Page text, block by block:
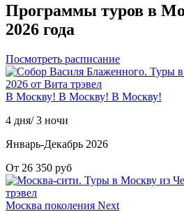
Программы туров в
2026 года
Посмотреть расписание
В Москву! В Москву! В Москву!
4 дня/ 3 ночи
Январь-Декабрь 2026
От 26 350 руб
Москва поколения Next